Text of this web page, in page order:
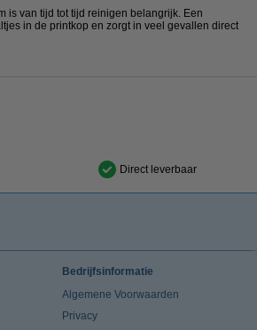
is van tijd tot tijd reinigen belangrijk. Een
in de printkop en zorgt in veel gevallen direct
Direct leverbaar
Bedrijfsinformatie
Algemene Voorwaarden
Privacy